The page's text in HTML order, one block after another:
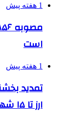
1 هفته پیش
است
1 هفته پیش
تمدید
ارز تا ۱۵ شهریور